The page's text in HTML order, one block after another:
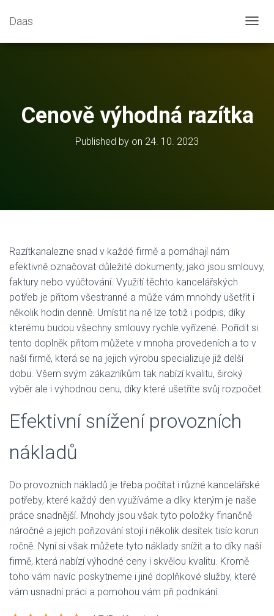
Daas
O
A
V
Cenově výhodná razítka
Published by on 24. 10. 2023
Razítkanalezne snad v každé firmě a pomáhají nám
efektivně označovat důležité dokumenty, jako jsou smlouvy,
faktury nebo vyúčtování. Využití těchto kancelářských
potřeb je přitom všestranné a může vám mnohdy ušetřit i
několik hodin denně. Umístit na ně lze totiž i podpis, díky
kterému budou všechny smlouvy rychle vyřízené. Pořídit si
tento doplněk přitom můžete v mnoha provedeních a to v
naší firmě, která se na jejich výrobu specializuje již delší
dobu. Všem svým zákazníkům tak nabízí kvalitu, široký
výběr ale i výhodnou cenu, díky které ušetříte svůj rozpočet.
Efektivní snížení provozních
nákladů
Do provozních nákladů je třeba počítat i různé kancelářské
potřeby, které každý den využíváme a díky kterým je naše
práce snadnější. Mnohdy jsou však tyto položky finančně
náročné a jejich pořizování stojí i několik desítek tisíc korun
ročně. Nyní si však můžete tyto náklady snížit a to díky naší
firmě, která nabízí výhodné ceny i skvělou kvalitu. Kromě
toho vám navíc poskytneme i jiné doplňkové služby, které
vám usnadní práci a pomohou vám při podnikání.